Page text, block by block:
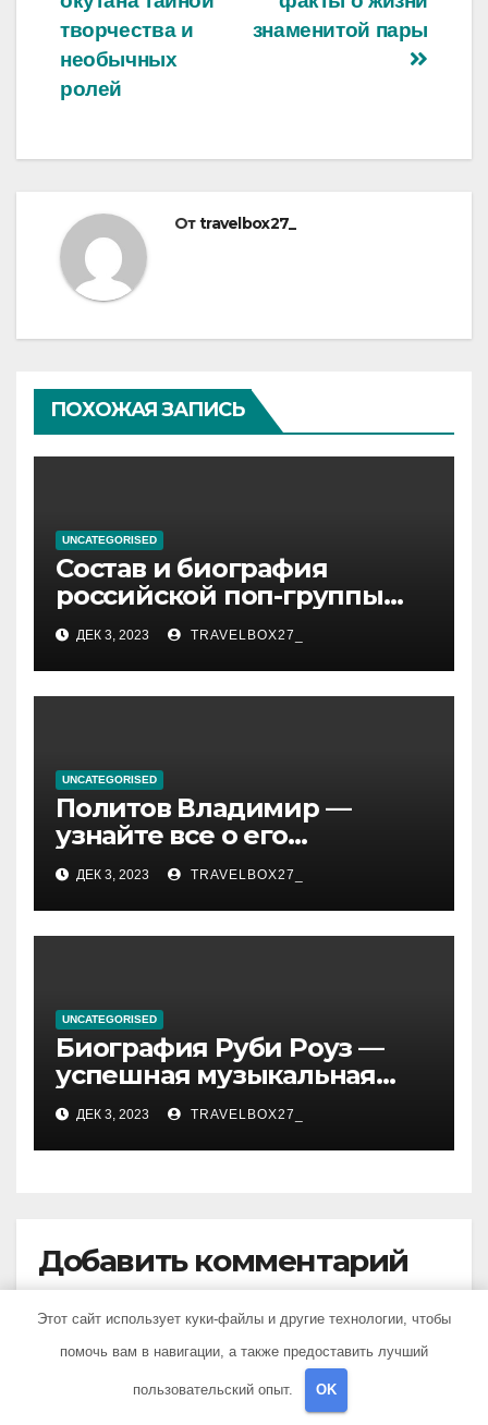
знаменитой пары
творчества и
необычных
ролей
Отtravelbox27_
ПОХОЖАЯ ЗАПИСЬ
UNCATEGORISED
Состав и биография
российской поп-группы
«Иванушки интернешнл»
— история успеха, музыка
и судьбы участников
ДЕК 3, 2023 TRAVELBOX27_
UNCATEGORISED
Политов Владимир —
узнайте все о его
биографии, возрасте и
впечатляющих
достижениях!
ДЕК 3, 2023 TRAVELBOX27_
UNCATEGORISED
Биография Руби Роуз —
успешная музыкальная
карьера, личная жизнь и
знаковые достижения
ДЕК 3, 2023 TRAVELBOX27_
Добавить комментарий
Для отправки комментария вам необходимо
авторизоваться.
Этот сайт использует куки-файлы и другие технологии, чтобы
помочь вам в навигации, а также предоставить лучший
пользовательский опыт. OK